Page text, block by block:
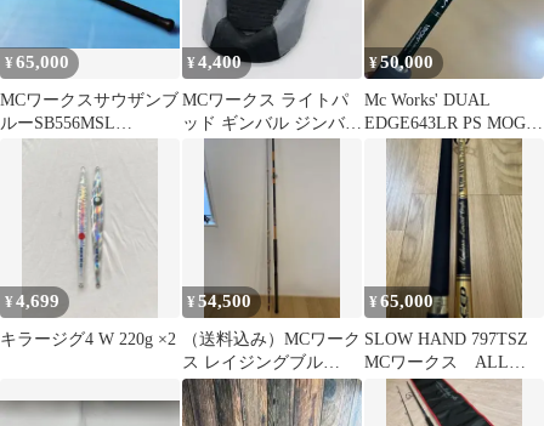
¥65,000
MCワークスサウザンブ
ルーSB556MSL
¥4,400
MCワークス ライトパ
ッド ギンバル ジンバル
釣行サポート
¥50,000
Mc Works' DUAL
EDGE643LR PS MOGI
カスタム
¥4,699
キラージグ4 W 220g ×2
¥54,500
（送料込み）MCワーク
ス レイジングブル
100XR-2 カスタムモデ
ル
¥65,000
SLOW HAND 797TSZ
MCワークス ALL
THAT TUNA